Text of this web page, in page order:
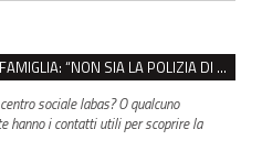
MORTE FAKIR, IL LEGALE DELLA FAMIGLIA: “NON SIA LA POLIZIA DI STATO A INDAGARE”
sociale labas? O qualcuno
hanno i contatti utili per scoprire la